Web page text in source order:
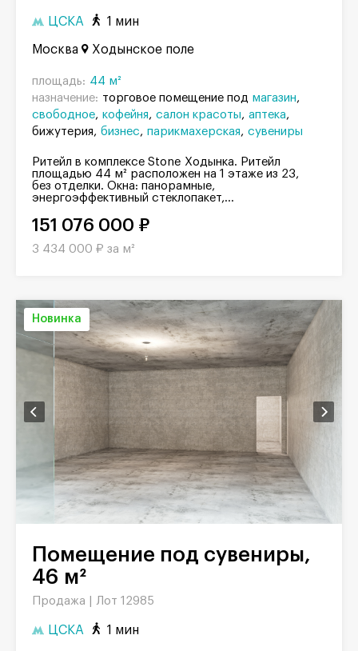
ЦСКА 1 мин
Москва Ходынское поле
площадь: 44 м²
назначение: торговое помещение под магазин
свободное кофейня салон красоты
аптека
бижутерия
бизнес парикмахерская сувениры
Ритейл в комплексе Stone Ходынка. Ритейл
площадью 44 м² расположен на 1 этаже из 23,
без отделки. Окна: панорамные,
энергоэффективный стеклопакет,...
151 076 000 ₽
3 434 000 ₽ за м²
Новинка
Помещение под сувениры,
46 м²
Продажа | Лот 12985
ЦСКА 1 мин